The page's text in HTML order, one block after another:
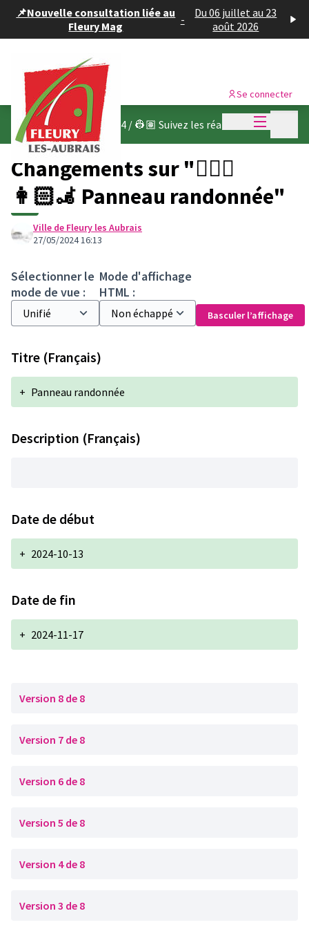
📌Nouvelle consultation liée au
Fleury Mag
-
Du 06 juillet au 23
août 2026
Menu
Se connecter
Budget participatif 2024 / 👷🏽 Suivez les réalisations
Changements sur "🚶🏻‍♀️
‍👩🏻‍🦼 Panneau randonnée"
Ville de Fleury les Aubrais
27/05/2024 16:13
Sélectionner le
mode de vue :
Mode d'affichage
HTML :
Basculer l’affichage
Titre (Français)
+ Panneau randonnée
Description (Français)
Date de début
+ 2024-10-13
Date de fin
+ 2024-11-17
Version 8 de 8
Version 7 de 8
Version 6 de 8
Version 5 de 8
Version 4 de 8
Version 3 de 8
Panneau de gestion des cookies